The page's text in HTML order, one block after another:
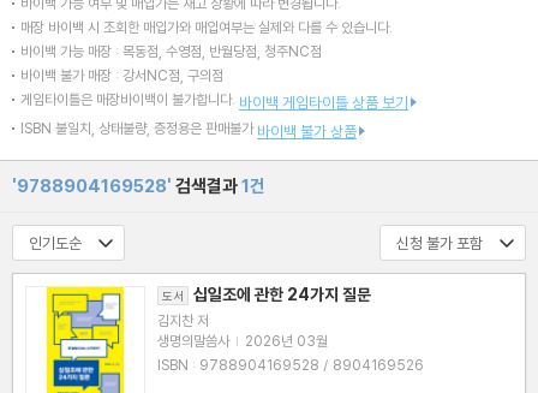
매장 바이백 시 조회한 매입가와 매입여부는 실제와 다를 수 있습니다.
바이백 가능 매장 : 목동점, 수영점, 반월당점, 청주NC점
바이백 불가 매장 : 강서NC점, 구의점
게임타이틀은 매장바이백이 불가합니다. 바이백 게임타이틀 상품 보기
ISBN 불일치, 상태불량, 증정용은 판매불가 바이백 불가 상품
'9788904169528' 검색결과1건
도서 십일조에 관한 24가지 질문
김지찬 저
생명의말씀사 | 2026년 03월
ISBN : 9788904169528 / 8904169526